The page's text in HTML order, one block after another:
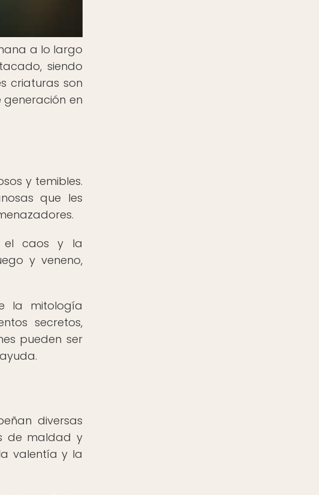
a lo largo
siendo
criaturas son
en
y temibles.
que les
el caos y la
y veneno,
la mitología
secretos,
pueden ser
diversas
de maldad y
valentía y la